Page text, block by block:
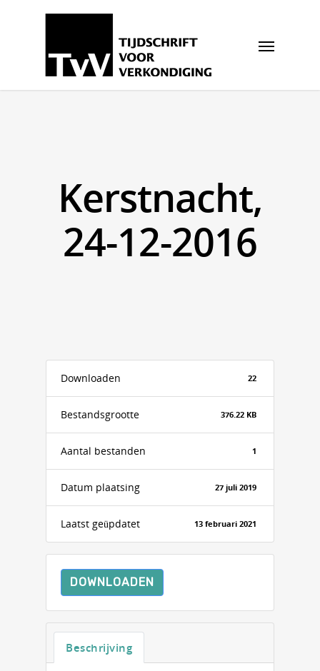
Kerstnacht,
24-12-2016
Downloaden 22
Bestandsgrootte 376.22 KB
Aantal bestanden 1
Datum plaatsing 27 juli 2019
Laatst geüpdatet 13 februari 2021
DOWNLOADEN
Beschrijving